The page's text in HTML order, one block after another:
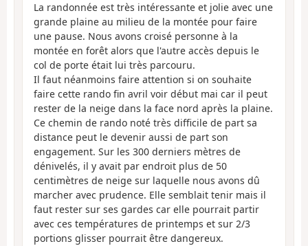
La randonnée est très intéressante et jolie avec une
grande plaine au milieu de la montée pour faire
une pause. Nous avons croisé personne à la
montée en forêt alors que l'autre accès depuis le
col de porte était lui très parcouru.
Il faut néanmoins faire attention si on souhaite
faire cette rando fin avril voir début mai car il peut
rester de la neige dans la face nord après la plaine.
Ce chemin de rando noté très difficile de part sa
distance peut le devenir aussi de part son
engagement. Sur les 300 derniers mètres de
dénivelés, il y avait par endroit plus de 50
centimètres de neige sur laquelle nous avons dû
marcher avec prudence. Elle semblait tenir mais il
faut rester sur ses gardes car elle pourrait partir
avec ces températures de printemps et sur 2/3
portions glisser pourrait être dangereux.